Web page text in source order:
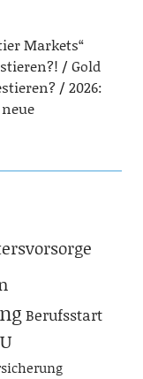
Markets“
Gold
2026:
Berufsstart